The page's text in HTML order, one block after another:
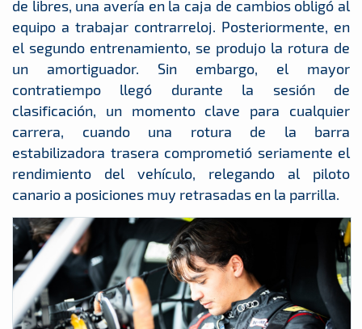
de libres, una avería en la caja de cambios obligó al
equipo a trabajar contrarreloj. Posteriormente, en
el segundo entrenamiento, se produjo la rotura de
un amortiguador. Sin embargo, el mayor
contratiempo llegó durante la sesión de
clasificación, un momento clave para cualquier
carrera, cuando una rotura de la barra
estabilizadora trasera comprometió seriamente el
rendimiento del vehículo, relegando al piloto
canario a posiciones muy retrasadas en la parrilla.